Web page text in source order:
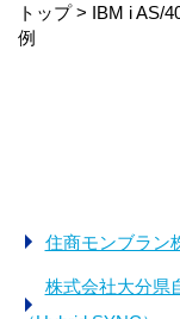
トップ> IBM i AS/
例
住商モンブラン
株式会社大分県